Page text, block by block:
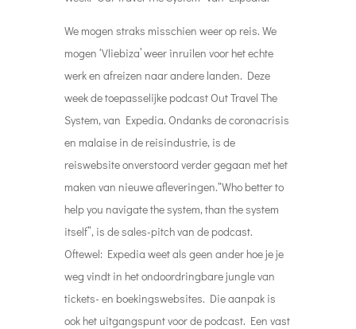
We mogen straks misschien weer op reis. We
mogen ‘Vliebiza’ weer inruilen voor het echte
werk en afreizen naar andere landen. Deze
week de toepasselijke podcast Out Travel The
System, van Expedia. Ondanks de coronacrisis
en malaise in de reisindustrie, is de
reiswebsite onverstoord verder gegaan met het
maken van nieuwe afleveringen.“Who better to
help you navigate the system, than the system
itself”, is de sales-pitch van de podcast.
Oftewel: Expedia weet als geen ander hoe je je
weg vindt in het ondoordringbare jungle van
tickets- en boekingswebsites. Die aanpak is
ook het uitgangspunt voor de podcast. Een vast